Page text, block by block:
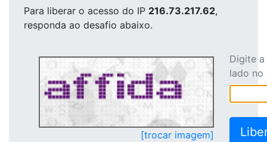
Para liberar o acesso do IP 216.73.217.62,
responda ao desafio abaixo.
[trocar imagem]
Digite
lado no